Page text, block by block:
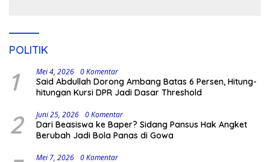
POLITIK
1 Mei 4, 2026 0 Komentar
Said Abdullah Dorong Ambang Batas 6 Persen, Hitung-
hitungan Kursi DPR Jadi Dasar Threshold
2 Juni 25, 2026 0 Komentar
Dari Beasiswa ke Baper? Sidang Pansus Hak Angket
Berubah Jadi Bola Panas di Gowa
Mei 7, 2026 0 Komentar